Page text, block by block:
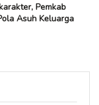
Pemkab
Asuh Keluarga